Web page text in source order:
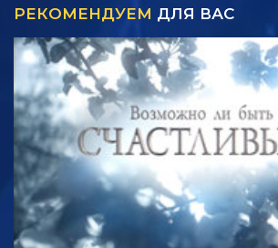
РЕКОМЕНДУЕМ ДЛЯ ВАС